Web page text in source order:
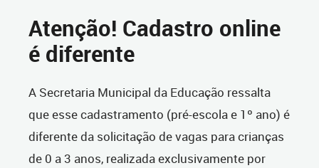
Atenção! Cadastro online
é diferente
A Secretaria Municipal da Educação ressalta
que esse cadastramento (pré-escola e 1º ano) é
diferente da solicitação de vagas para crianças
de 0 a 3 anos, realizada exclusivamente por